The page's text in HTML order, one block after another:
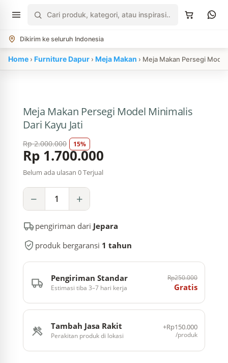
Cari
Dikirim ke seluruh Indonesia
Home › Furniture Dapur › Meja Makan › Meja Makan Persegi
Meja Makan Persegi Model Minimalis
Dari Kayu Jati
Rp2.000.000 15%
Rp1.700.000
Belum ada ulasan 0 Terjual
Meja
Makan
Persegi
Minimalis
Dari
Kayu
Jati
− +
pengiriman dari Jepara
produk bergaransi 1 tahun
Pengiriman Standar
Estimasi tiba 3–7 hari kerja
Rp250.000
Gratis
Tambah Jasa Rakit
Perakitan produk di lokasi
+Rp150.000
/produk